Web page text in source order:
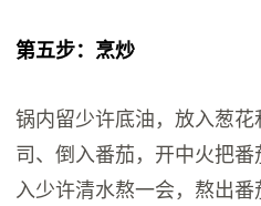
第五步：烹炒
锅内留少许底油，放入葱
司、倒入番茄，开中火把
入少许清水熬一会，熬出